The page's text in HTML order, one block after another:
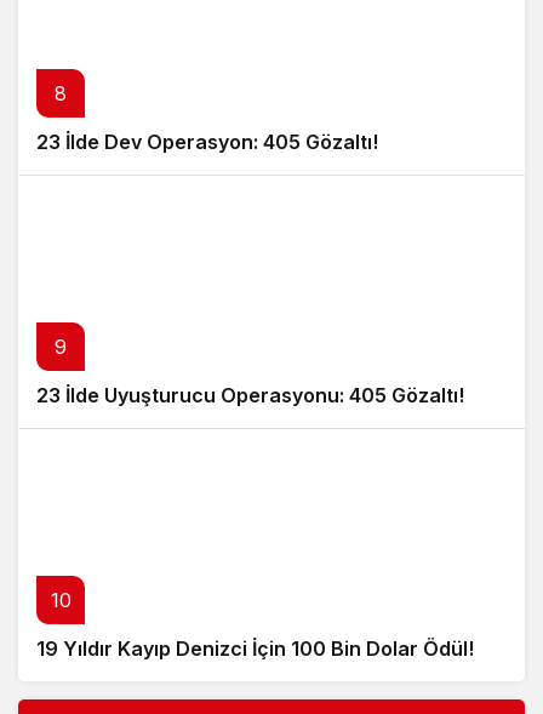
8
23 İlde Dev Operasyon: 405 Gözaltı!
9
23 İlde Uyuşturucu Operasyonu: 405 Gözaltı!
10
19 Yıldır Kayıp Denizci İçin 100 Bin Dolar Ödül!